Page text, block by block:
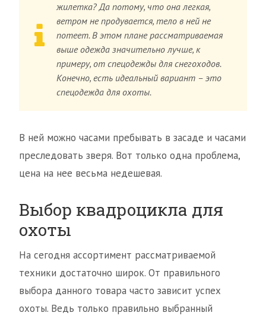
жилетка? Да потому, что она легкая,
ветром не продувается, тело в ней не
потеет. В этом плане рассматриваемая
выше одежда значительно лучше, к
примеру, от спецодежды для снегоходов.
Конечно, есть идеальный вариант – это
спецодежда для охоты.
В ней можно часами пребывать в засаде и часами
преследовать зверя. Вот только одна проблема,
цена на нее весьма недешевая.
Выбор квадроцикла для
охоты
На сегодня ассортимент рассматриваемой
техники достаточно широк. От правильного
выбора данного товара часто зависит успех
охоты. Ведь только правильно выбранный